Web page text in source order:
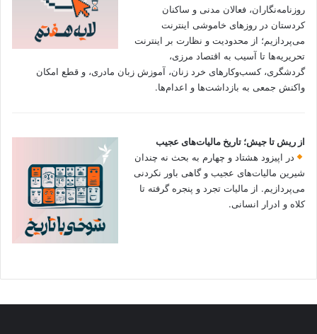
روزنامه‌نگاران، فعالان مدنی و ساکنان
کردستان در روزهای خاموشی اینترنت
می‌پردازیم؛ از محدودیت و نظارت بر اینترنت
تحریریه‌ها تا آسیب به اقتصاد مرزی،
گردشگری، کسب‌وکارهای خرد زنان، آموزش زبان مادری، و قطع امکان
واکنش جمعی به بازداشت‌ها و اعدام‌ها.
از ریش تا جیش؛ تاریخ مالیات‌های عجیب
در اپیزود هشتاد و چهارم به بحث نه چندان
شیرین مالیات‌های عجیب و گاهی باور نکردنی‌
می‌پردازیم. از مالیات تجرد و پنجره گرفته تا
کلاه و ادرار انسانی.